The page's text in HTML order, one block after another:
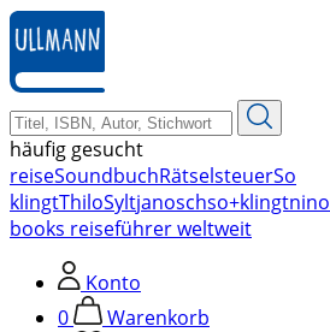
zum
Hauptinhalt
springen
häufig gesucht
reiseSoundbuchRätselsteuerSo
klingtThiloSyltjanoschso+klingtnino
books reiseführer weltweit
Konto
0
Warenkorb